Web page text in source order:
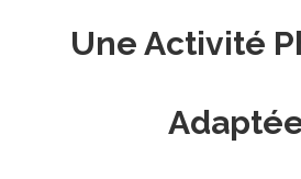
Une Activité